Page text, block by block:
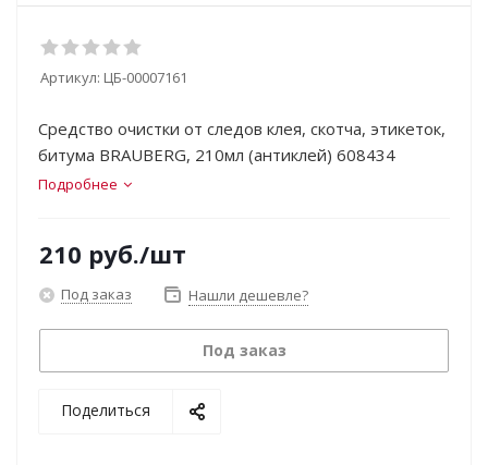
Артикул: ЦБ-00007161
Средство очистки от следов клея, скотча, этикеток,
битума BRAUBERG, 210мл (антиклей) 608434
Подробнее
210 руб./шт
Под заказ Нашли дешевле?
Под заказ
Поделиться